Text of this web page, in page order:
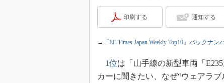
踊るバ
この10
で起こ
製品分
光伝送
印刷する 通知する
→ 「EE Times Japan Weekly Top10」バックナン
1位は「山手線の新型車両「
カーに聞きたい、なぜ“ウェアラブ